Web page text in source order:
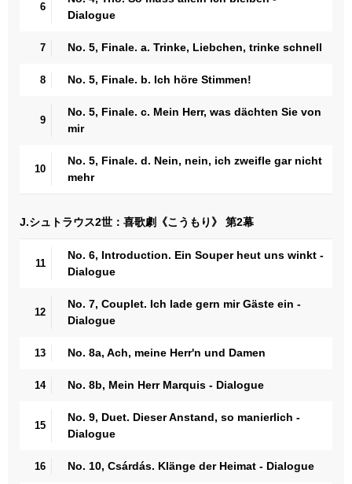
6
Dialogue
7 No. 5, Finale. a. Trinke, Liebchen, trinke schnell
8 No. 5, Finale. b. Ich höre Stimmen!
9
No. 5, Finale. c. Mein Herr, was dächten Sie von
mir
10
No. 5, Finale. d. Nein, nein, ich zweifle gar nicht
mehr
J.シュトラウス2世：喜歌劇《こうもり》 第2幕
11
No. 6, Introduction. Ein Souper heut uns winkt -
Dialogue
12
No. 7, Couplet. Ich lade gern mir Gäste ein -
Dialogue
13 No. 8a, Ach, meine Herr'n und Damen
14 No. 8b, Mein Herr Marquis - Dialogue
15
No. 9, Duet. Dieser Anstand, so manierlich -
Dialogue
16 No. 10, Csárdás. Klänge der Heimat - Dialogue